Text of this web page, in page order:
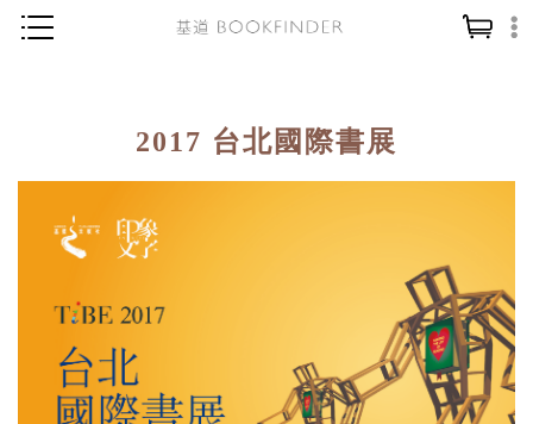
讀經／研經
信仰入門
教會歷史
靈修／禱告
信徒生活
教會事工
2017 台北國際書展